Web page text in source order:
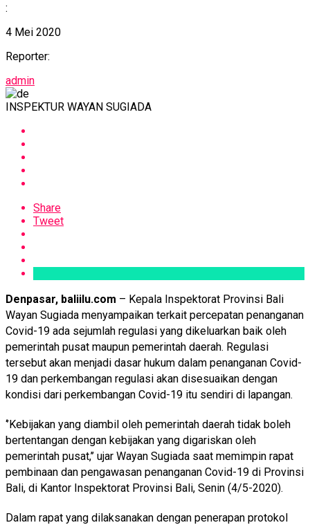
:
4 Mei 2020
Reporter:
admin
INSPEKTUR WAYAN SUGIADA
Share
Tweet
Denpasar, baliilu.com – Kepala Inspektorat Provinsi Bali
Wayan Sugiada menyampaikan terkait percepatan penanganan
Covid-19 ada sejumlah regulasi yang dikeluarkan baik oleh
pemerintah pusat maupun pemerintah daerah. Regulasi
tersebut akan menjadi dasar hukum dalam penanganan Covid-
19 dan perkembangan regulasi akan disesuaikan dengan
kondisi dari perkembangan Covid-19 itu sendiri di lapangan.
‘’Kebijakan yang diambil oleh pemerintah daerah tidak boleh
bertentangan dengan kebijakan yang digariskan oleh
pemerintah pusat,’’ ujar Wayan Sugiada saat memimpin rapat
pembinaan dan pengawasan penanganan Covid-19 di Provinsi
Bali, di Kantor Inspektorat Provinsi Bali, Senin (4/5-2020).
Dalam rapat yang dilaksanakan dengan penerapan protokol